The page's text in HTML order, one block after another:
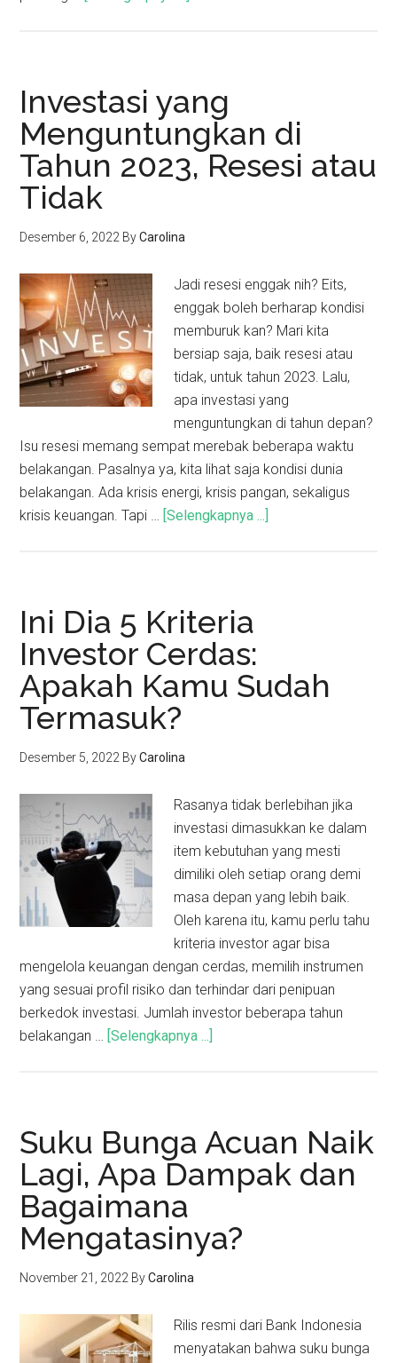
Investasi yang
Menguntungkan di
Tahun 2023, Resesi atau
Tidak
Desember 6, 2022 ByCarolina
Jadi resesi enggak nih? Eits,
enggak boleh berharap kondisi
memburuk kan? Mari kita
bersiap saja, baik resesi atau
tidak, untuk tahun 2023. Lalu,
apa investasi yang
menguntungkan di tahun depan?
Isu resesi memang sempat merebak beberapa waktu
belakangan. Pasalnya ya, kita lihat saja kondisi dunia
belakangan. Ada krisis energi, krisis pangan, sekaligus
krisis keuangan. Tapi … [Selengkapnya ...]
Ini Dia 5 Kriteria
Investor Cerdas:
Apakah Kamu Sudah
Termasuk?
Desember 5, 2022 ByCarolina
Rasanya tidak berlebihan jika
investasi dimasukkan ke dalam
item kebutuhan yang mesti
dimiliki oleh setiap orang demi
masa depan yang lebih baik.
Oleh karena itu, kamu perlu tahu
kriteria investor agar bisa
mengelola keuangan dengan cerdas, memilih instrumen
yang sesuai profil risiko dan terhindar dari penipuan
berkedok investasi. Jumlah investor beberapa tahun
belakangan … [Selengkapnya ...]
Suku Bunga Acuan Naik
Lagi, Apa Dampak dan
Bagaimana
Mengatasinya?
November 21, 2022 ByCarolina
Rilis resmi dari Bank Indonesia
menyatakan bahwa suku bunga